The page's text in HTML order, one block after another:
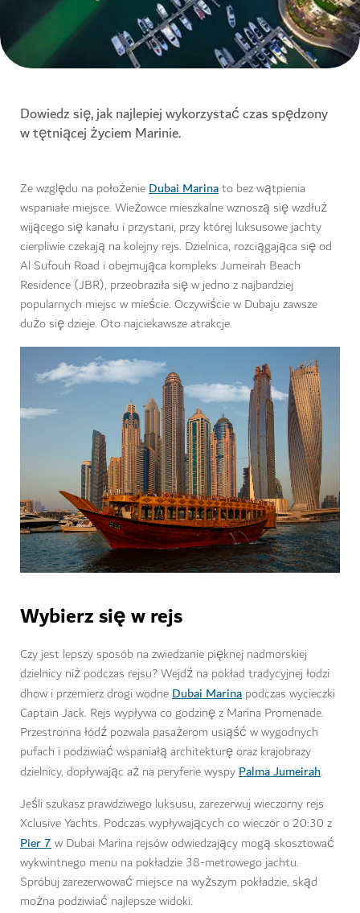
Dowiedz się, jak najlepiej wykorzystać czas spędzony
w tętniącej życiem Marinie.
Ze względu na położenieDubai Marinato bez wątpienia
wspaniałe miejsce. Wieżowce mieszkalne wznoszą się wzdłuż
wijącego się kanału i przystani, przy której luksusowe jachty
cierpliwie czekają na kolejny rejs. Dzielnica, rozciągająca się od
Al Sufouh Road i obejmująca kompleks Jumeirah Beach
Residence (JBR), przeobraziła się w jedno z najbardziej
popularnych miejsc w mieście. Oczywiście w Dubaju zawsze
dużo się dzieje. Oto najciekawsze atrakcje.
Wybierz się w rejs
Czy jest lepszy sposób na zwiedzanie pięknej nadmorskiej
dzielnicy niż podczas rejsu? Wejdź na pokład tradycyjnej łodzi
dhow i przemierz drogi wodneDubai Marina podczas wycieczki
Captain Jack. Rejs wypływa co godzinę z Marina Promenade.
Przestronna łódź pozwala pasażerom usiąść w wygodnych
pufach i podziwiać wspaniałą architekturę oraz krajobrazy
dzielnicy, dopływając aż na peryferie wyspyPalma Jumeirah.
Jeśli szukasz prawdziwego luksusu, zarezerwuj wieczorny rejs
Xclusive Yachts. Podczas wypływających co wieczór o 20:30 z
Pier 7w Dubai Marina rejsów odwiedzający mogą skosztować
wykwintnego menu na pokładzie 38-metrowego jachtu.
Spróbuj zarezerwować miejsce na wyższym pokładzie, skąd
można podziwiać najlepsze widoki.